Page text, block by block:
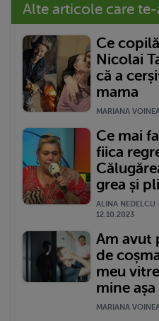
Alte articole care
Ce
Nicolai
că a
mama
MARIANA
Ce mai
fiica
grea și
ALINA NEDELCU
12.10.2023
Am avut
de
meu
mine
MARIANA